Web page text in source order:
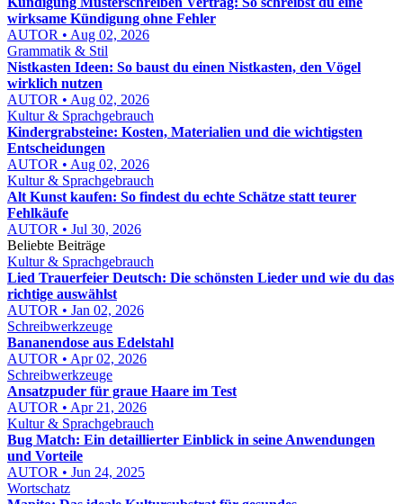
wirksame Kündigung ohne Fehler
AUTOR • Aug 02, 2026
Grammatik & Stil
Nistkasten Ideen: So baust du einen Nistkasten, den Vögel
wirklich nutzen
AUTOR • Aug 02, 2026
Kultur & Sprachgebrauch
Kindergrabsteine: Kosten, Materialien und die wichtigsten
Entscheidungen
AUTOR • Aug 02, 2026
Kultur & Sprachgebrauch
Alt Kunst kaufen: So findest du echte Schätze statt teurer
Fehlkäufe
AUTOR • Jul 30, 2026
Beliebte Beiträge
Kultur & Sprachgebrauch
Lied Trauerfeier Deutsch: Die schönsten Lieder und wie du das
richtige auswählst
AUTOR • Jan 02, 2026
Schreibwerkzeuge
Bananendose aus Edelstahl
AUTOR • Apr 02, 2026
Schreibwerkzeuge
Ansatzpuder für graue Haare im Test
AUTOR • Apr 21, 2026
Kultur & Sprachgebrauch
Bug Match: Ein detaillierter Einblick in seine Anwendungen
und Vorteile
AUTOR • Jun 24, 2025
Wortschatz